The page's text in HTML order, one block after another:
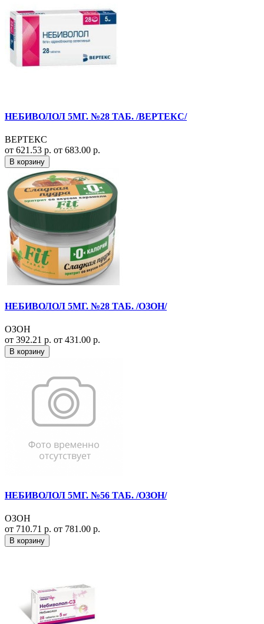
НЕБИВОЛОЛ 5МГ. №28 ТАБ. /ВЕРТЕКС/
ВЕРТЕКС
от 621.53 р. от 683.00 р.
В корзину
НЕБИВОЛОЛ 5МГ. №28 ТАБ. /ОЗОН/
ОЗОН
от 392.21 р. от 431.00 р.
В корзину
НЕБИВОЛОЛ 5МГ. №56 ТАБ. /ОЗОН/
ОЗОН
от 710.71 р. от 781.00 р.
В корзину